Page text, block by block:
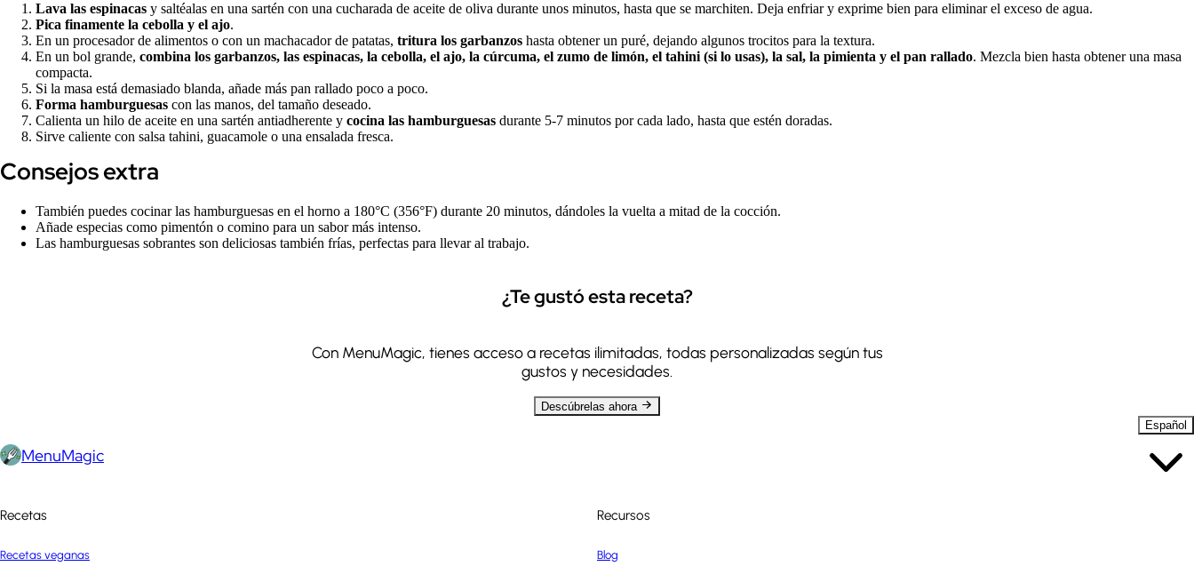
Lava las espinacas y saltéalas en una sartén con una cucharada de aceite de oliva durante unos minutos, hasta que se marchiten. Deja enfriar y exprime bien para eliminar el exceso de agua.
Pica finamente la cebolla y el ajo.
En un procesador de alimentos o con un machacador de patatas, tritura los garbanzos hasta obtener un puré, dejando algunos trocitos para la textura.
En un bol grande, combina los garbanzos, las espinacas, la cebolla, el ajo, la cúrcuma, el zumo de limón, el tahini (si lo usas), la sal, la pimienta y el pan rallado. Mezcla bien hasta obtener una masa
compacta.
Si la masa está demasiado blanda, añade más pan rallado poco a poco.
Forma hamburguesas con las manos, del tamaño deseado.
Calienta un hilo de aceite en una sartén antiadherente y cocina las hamburguesas durante 5-7 minutos por cada lado, hasta que estén doradas.
Sirve caliente con salsa tahini, guacamole o una ensalada fresca.
Consejos extra
También puedes cocinar las hamburguesas en el horno a 180°C (356°F) durante 20 minutos, dándoles la vuelta a mitad de la cocción.
Añade especias como pimentón o comino para un sabor más intenso.
Las hamburguesas sobrantes son deliciosas también frías, perfectas para llevar al trabajo.
¿Te gustó esta receta?
Con MenuMagic, tienes acceso a recetas ilimitadas, todas personalizadas según tus
gustos y necesidades.
Descúbrelas ahora
MenuMagic
Español
Recetas
Recetas veganas
Recursos
Blog